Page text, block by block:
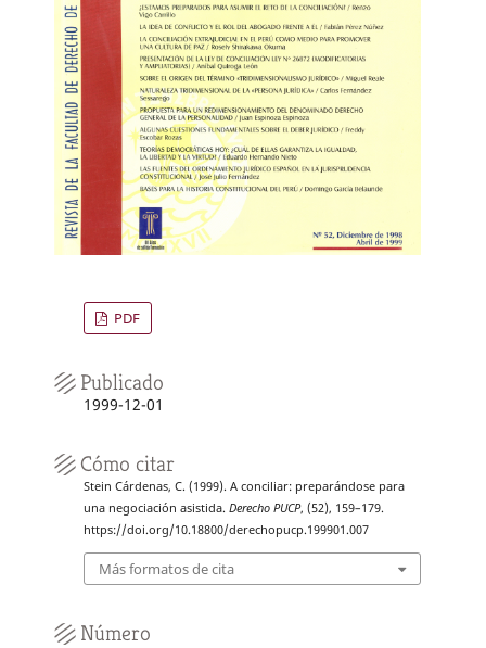
PDF
Publicado
1999-12-01
Cómo citar
Stein Cárdenas, C. (1999). A conciliar: preparándose para
una negociación asistida. Derecho PUCP, (52), 159–179.
https://doi.org/10.18800/derechopucp.199901.007
Más formatos de cita
Número